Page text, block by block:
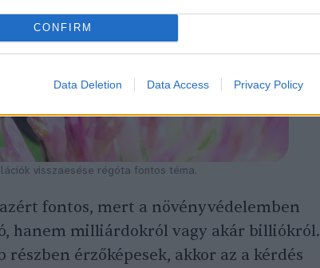
CONFIRM
Data Deletion Data Access Privacy Policy
visszaesése régóta fontos téma.
fontos, mert a növényvédelemben
hanem milliárdokról vagy akár billiókról.
részben érzőképesek, akkor az a kérdés